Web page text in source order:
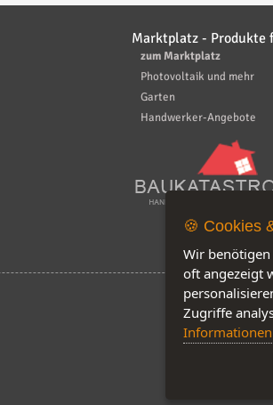
Marktplatz - Produkte
zum Marktplatz
Photovoltaik und mehr
Garten
Handwerker-Angebote
🍪 Cookies
Wir
oft angezeigt
Zugriffe
Informationen